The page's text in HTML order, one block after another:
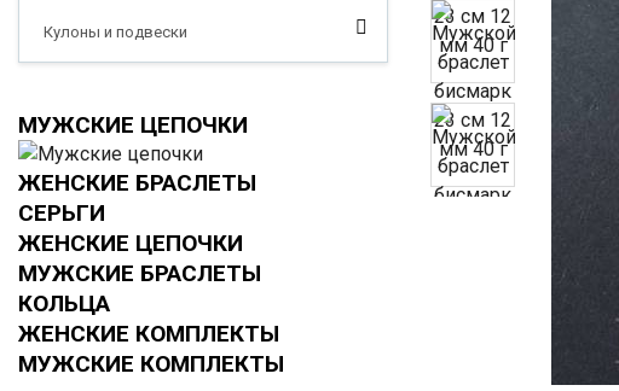
Кулоны и подвески
МУЖСКИЕ ЦЕПОЧКИ
ЖЕНСКИЕ БРАСЛЕТЫ
СЕРЬГИ
ЖЕНСКИЕ ЦЕПОЧКИ
МУЖСКИЕ БРАСЛЕТЫ
КОЛЬЦА
ЖЕНСКИЕ КОМПЛЕКТЫ
МУЖСКИЕ КОМПЛЕКТЫ